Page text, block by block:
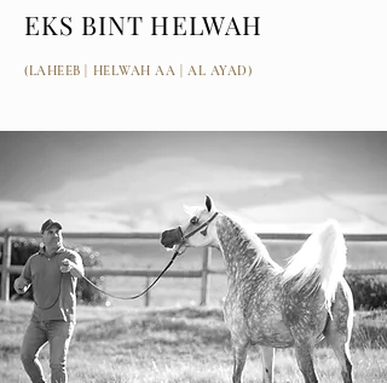
EKS BINT HELWAH
(LAHEEB | HELWAH AA | AL AYAD)